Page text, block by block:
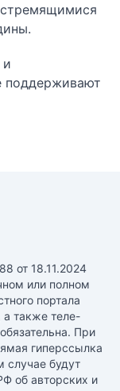
и
поддерживают
от 18.11.2024
или полном
портала
а также теле-
При
гиперссылка
случае будут
об авторских и